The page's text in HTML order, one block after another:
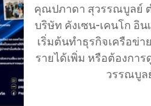
คุณปภาดา สุวรรณบูลย์ ตำแหน่ง Emerald Star Director : ESD
บริษัท คังเซน-เคนโก อินเตอร์เ
เริ่มต้นทำธุรกิจเครือข่
รายได้เพิ่ม หรือต้องกา
วรรณบูล